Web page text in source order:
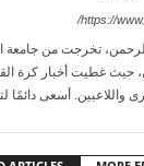
https://
غطيت أخبار كرة
واللاعبين. أسعى